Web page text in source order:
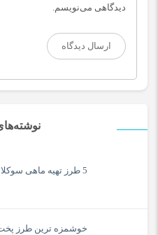
5 طرز تهیه ماهی سوکلا خوشمزه و چرب
خوشمزه ترین طرز
دیدگاهی می‌نویسم.